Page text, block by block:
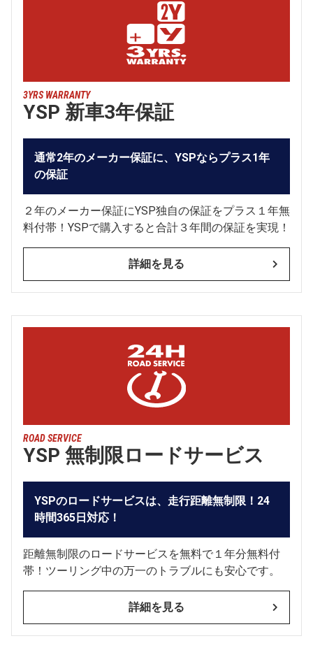
3YRS WARRANTY
YSP 新車3年保証
通常2年のメーカー保証に、YSPならプラス1年
の保証
２年のメーカー保証にYSP独自の保証をプラス１年無
料付帯！YSPで購入すると合計３年間の保証を実現！
詳細を見る
ROAD SERVICE
YSP 無制限ロードサービス
YSPのロードサービスは、走行距離無制限！24
時間365日対応！
距離無制限のロードサービスを無料で１年分無料付
帯！ツーリング中の万一のトラブルにも安心です。
詳細を見る